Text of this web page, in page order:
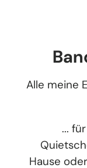
Alle meine
...
Hause